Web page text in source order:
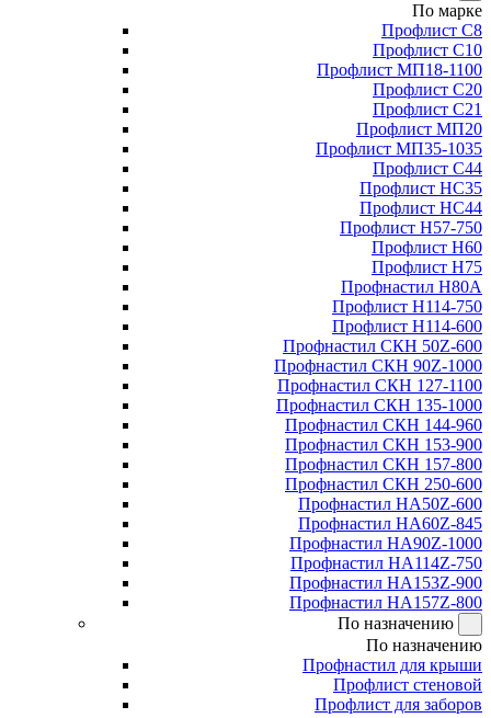
По марке
Профлист С8
Профлист С10
Профлист МП18-1100
Профлист С20
Профлист С21
Профлист МП20
Профлист МП35-1035
Профлист С44
Профлист НС35
Профлист НС44
Профлист Н57-750
Профлист Н60
Профлист Н75
Профнастил Н80А
Профлист Н114-750
Профлист Н114-600
Профнастил СКН 50Z-600
Профнастил СКН 90Z-1000
Профнастил СКН 127-1100
Профнастил СКН 135-1000
Профнастил СКН 144-960
Профнастил СКН 153-900
Профнастил СКН 157-800
Профнастил СКН 250-600
Профнастил НА50Z-600
Профнастил НА60Z-845
Профнастил НА90Z-1000
Профнастил НА114Z-750
Профнастил НА153Z-900
Профнастил НА157Z-800
По назначению
По назначению
Профнастил для крыши
Профлист стеновой
Профлист для заборов